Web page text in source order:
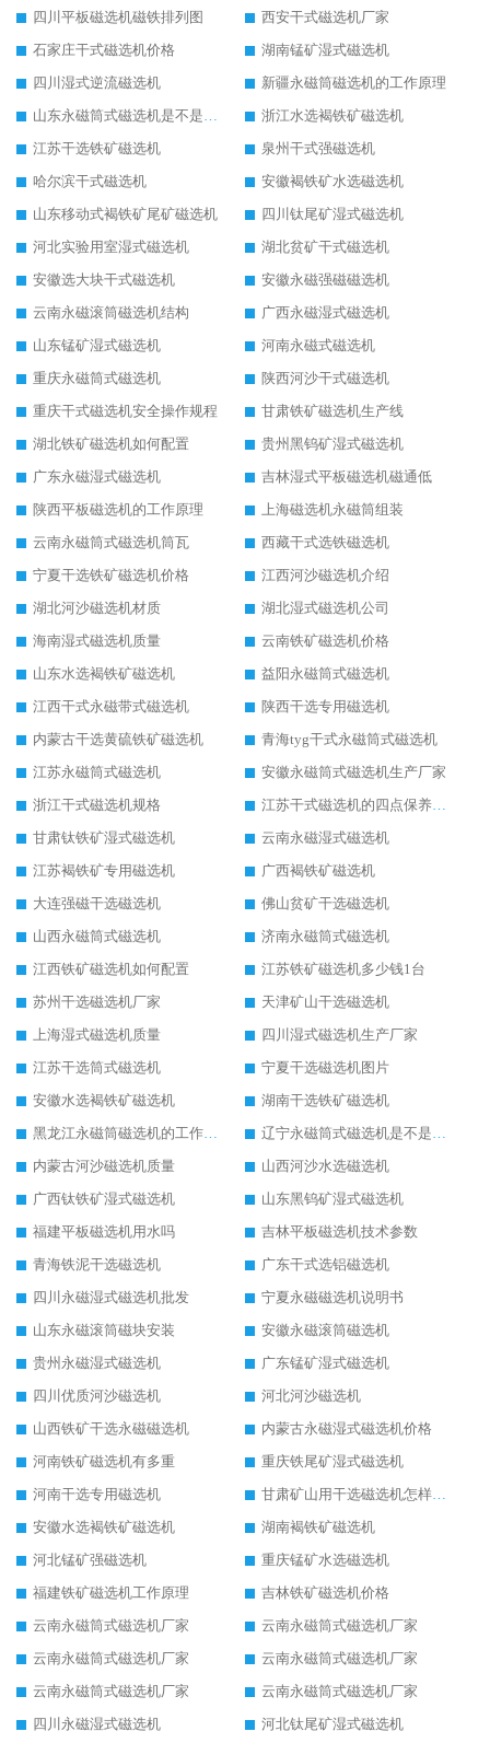
四川平板磁选机磁铁排列图
西安干式磁选机厂家
石家庄干式磁选机价格
湖南锰矿湿式磁选机
四川湿式逆流磁选机
新疆永磁筒磁选机的工作原理
山东永磁筒式磁选机是不是强磁
浙江水选褐铁矿磁选机
江苏干选铁矿磁选机
泉州干式强磁选机
哈尔滨干式磁选机
安徽褐铁矿水选磁选机
山东移动式褐铁矿尾矿磁选机
四川钛尾矿湿式磁选机
河北实验用室湿式磁选机
湖北贫矿干式磁选机
安徽选大块干式磁选机
安徽永磁强磁磁选机
云南永磁滚筒磁选机结构
广西永磁湿式磁选机
山东锰矿湿式磁选机
河南永磁式磁选机
重庆永磁筒式磁选机
陕西河沙干式磁选机
重庆干式磁选机安全操作规程
甘肃铁矿磁选机生产线
湖北铁矿磁选机如何配置
贵州黑钨矿湿式磁选机
广东永磁湿式磁选机
吉林湿式平板磁选机磁通低
陕西平板磁选机的工作原理
上海磁选机永磁筒组装
云南永磁筒式磁选机筒瓦
西藏干式选铁磁选机
宁夏干选铁矿磁选机价格
江西河沙磁选机介绍
湖北河沙磁选机材质
湖北湿式磁选机公司
海南湿式磁选机质量
云南铁矿磁选机价格
山东水选褐铁矿磁选机
益阳永磁筒式磁选机
江西干式永磁带式磁选机
陕西干选专用磁选机
内蒙古干选黄硫铁矿磁选机
青海tyg干式永磁筒式磁选机
江苏永磁筒式磁选机
安徽永磁筒式磁选机生产厂家
浙江干式磁选机规格
江苏干式磁选机的四点保养秘籍
甘肃钛铁矿湿式磁选机
云南永磁湿式磁选机
江苏褐铁矿专用磁选机
广西褐铁矿磁选机
大连强磁干选磁选机
佛山贫矿干选磁选机
山西永磁筒式磁选机
济南永磁筒式磁选机
江西铁矿磁选机如何配置
江苏铁矿磁选机多少钱1台
苏州干选磁选机厂家
天津矿山干选磁选机
上海湿式磁选机质量
四川湿式磁选机生产厂家
江苏干选筒式磁选机
宁夏干选磁选机图片
安徽水选褐铁矿磁选机
湖南干选铁矿磁选机
黑龙江永磁筒磁选机的工作原理
辽宁永磁筒式磁选机是不是强磁
内蒙古河沙磁选机质量
山西河沙水选磁选机
广西钛铁矿湿式磁选机
山东黑钨矿湿式磁选机
福建平板磁选机用水吗
吉林平板磁选机技术参数
青海铁泥干选磁选机
广东干式选铝磁选机
四川永磁湿式磁选机批发
宁夏永磁磁选机说明书
山东永磁滚筒磁块安装
安徽永磁滚筒磁选机
贵州永磁湿式磁选机
广东锰矿湿式磁选机
四川优质河沙磁选机
河北河沙磁选机
山西铁矿干选永磁磁选机
内蒙古永磁湿式磁选机价格
河南铁矿磁选机有多重
重庆铁尾矿湿式磁选机
河南干选专用磁选机
甘肃矿山用干选磁选机怎样调磁
安徽水选褐铁矿磁选机
湖南褐铁矿磁选机
河北锰矿强磁选机
重庆锰矿水选磁选机
福建铁矿磁选机工作原理
吉林铁矿磁选机价格
云南永磁筒式磁选机厂家
云南永磁筒式磁选机厂家
云南永磁筒式磁选机厂家
云南永磁筒式磁选机厂家
云南永磁筒式磁选机厂家
云南永磁筒式磁选机厂家
四川永磁湿式磁选机
河北钛尾矿湿式磁选机